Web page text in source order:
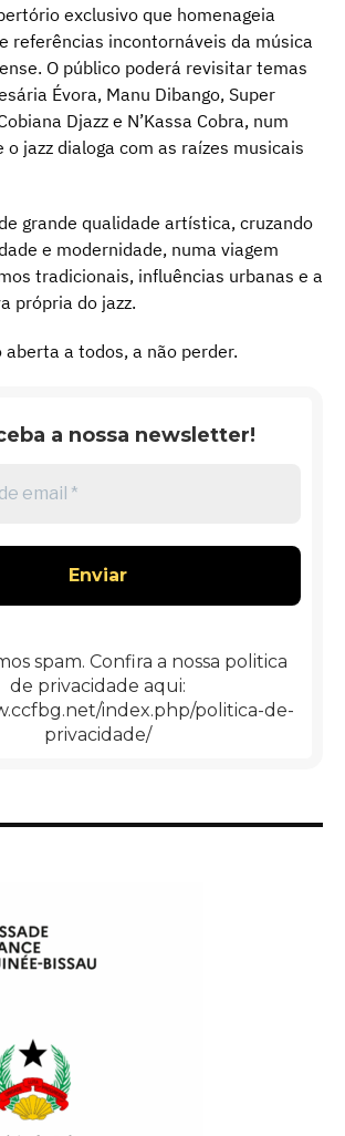
exclusivo que homenageia
referências incontornáveis da música
O público poderá revisitar temas
Évora, Manu Dibango, Super
Djazz e N’Kassa Cobra, num
jazz dialoga com as raízes musicais
grande qualidade artística, cruzando
e modernidade, numa viagem
tradicionais, influências urbanas e a
própria do jazz.
aberta a todos, a não perder.
a nossa newsletter!
spam. Confira a nossa politica
de privacidade aqui:
index.php/politica-de-
privacidade/